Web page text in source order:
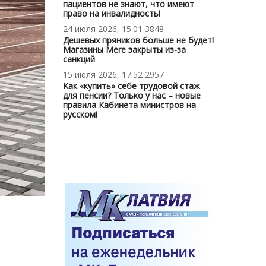
пациентов не знают, что имеют
право на инвалидность!
24 июля 2026, 15:01 3848
Дешевых пряников больше не будет!
Магазины Mere закрыты из-за
санкций
15 июля 2026, 17:52 2957
Как «купить» себе трудовой стаж
для пенсии? Только у нас – новые
правила Кабинета министров на
русском!